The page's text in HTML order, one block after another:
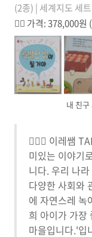
(2종) | 세계지도 세
✌🏼 가격: 378,000원
내 친
🙋🏻‍♀️ 이레쌤
미있는 이야기
니다. 우리 나
다양한 사회와
에 자연스레 녹
희 아이가 가장
마을입니다.'입